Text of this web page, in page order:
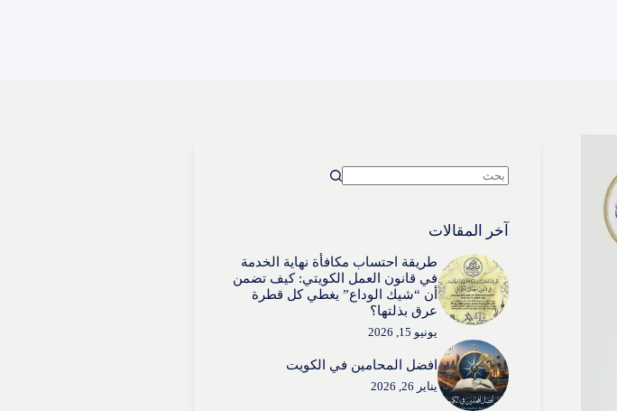
نتائج
آخر المقالات
طريقة احتساب مكافأة نهاية الخدمة
في قانون العمل الكويتي: كيف تضمن
أن “شيك الوداع” يغطي كل قطرة
عرق بذلتها؟
يونيو 15, 2026
افضل المحامين في الكويت
يناير 26, 2026